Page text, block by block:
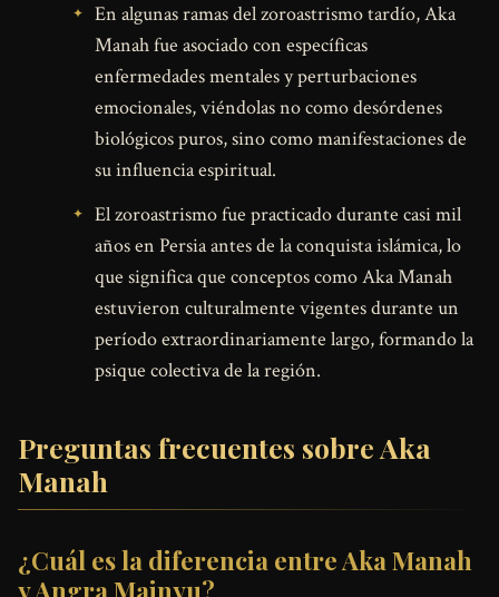
En algunas ramas del zoroastrismo tardío, Aka
Manah fue asociado con específicas
enfermedades mentales y perturbaciones
emocionales, viéndolas no como desórdenes
biológicos puros, sino como manifestaciones de
su influencia espiritual.
El zoroastrismo fue practicado durante casi mil
años en Persia antes de la conquista islámica, lo
que significa que conceptos como Aka Manah
estuvieron culturalmente vigentes durante un
período extraordinariamente largo, formando la
psique colectiva de la región.
Preguntas frecuentes sobre Aka
Manah
¿Cuál es la diferencia entre Aka Manah